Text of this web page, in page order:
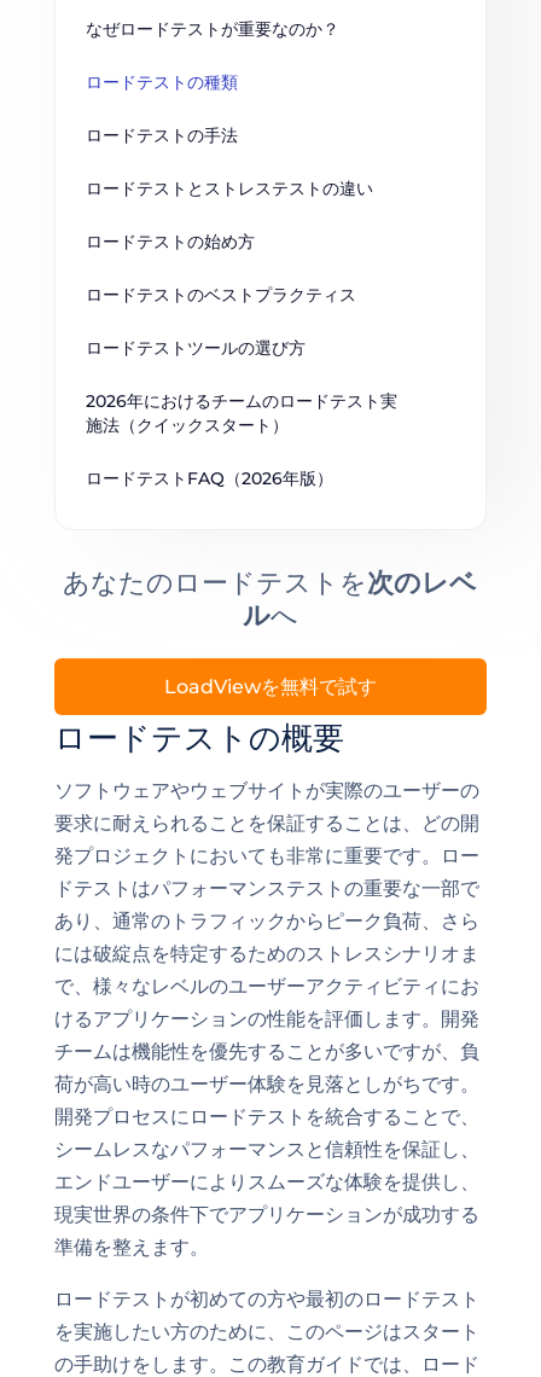
ロードテストの概要
ソフトウェアやウェブサイトが実際のユーザーの
要求に耐えられることを保証することは、どの開
発プロジェクトにおいても非常に重要です。ロー
ドテストはパフォーマンステストの重要な一部で
あり、通常のトラフィックからピーク負荷、さら
には破綻点を特定するためのストレスシナリオま
で、様々なレベルのユーザーアクティビティにお
けるアプリケーションの性能を評価します。開発
チームは機能性を優先することが多いですが、負
荷が高い時のユーザー体験を見落としがちです。
開発プロセスにロードテストを統合することで、
シームレスなパフォーマンスと信頼性を保証し、
エンドユーザーによりスムーズな体験を提供し、
現実世界の条件下でアプリケーションが成功する
準備を整えます。
ロードテストが初めての方や最初のロードテスト
を実施したい方のために、このページはスタート
の手助けをします。この教育ガイドでは、ロード
なぜロードテストが重要なのか？
ロードテストの種類
ロードテストの手法
ロードテストとストレステストの違い
ロードテストの始め方
ロードテストのベストプラクティス
ロードテストツールの選び方
2026年におけるチームのロードテスト実
施法（クイックスタート）
ロードテストFAQ（2026年版）
あなたのロードテストを次のレベ
ルへ
LoadViewを無料で試す